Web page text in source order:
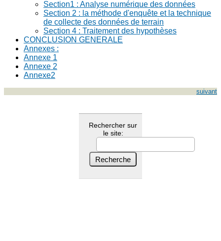
Section1 : Analyse numérique des données
Section 2 : la méthode d'enquête et la technique
de collecte des données de terrain
Section 4 : Traitement des hypothèses
CONCLUSION GENERALE
Annexes :
Annexe 1
Annexe 2
Annexe2
suivant
Rechercher sur
le site: